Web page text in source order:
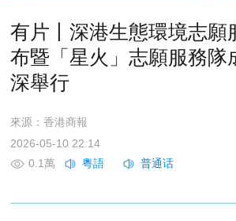
有片丨深港生態環境志願
布暨「星火」志願服務隊
深舉行
來源：香港商報
2026-05-10 22:14
0.1萬